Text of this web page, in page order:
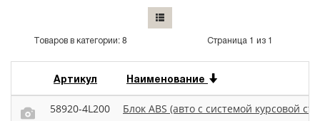
Товаров в категории: 8 Страница 1 из 1
Артикул Наименование
58920-4L200 Блок ABS (авто с системой курсовой